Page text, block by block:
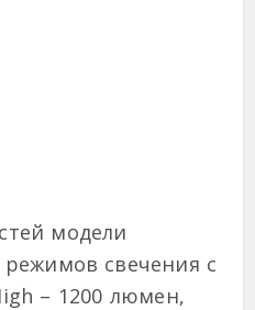
модели
режимов свечения с
– 1200 люмен,